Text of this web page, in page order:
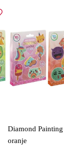
Diamond
oranje